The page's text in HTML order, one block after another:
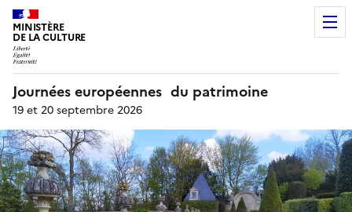
MINISTÈRE
DE LA CULTURE
Journées européennes du patrimoine
19 et 20 septembre 2026